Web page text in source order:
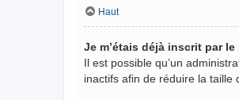
Haut
Je m’étais déjà inscrit par
Il est possible qu’un
inactifs afin de réduire la taille